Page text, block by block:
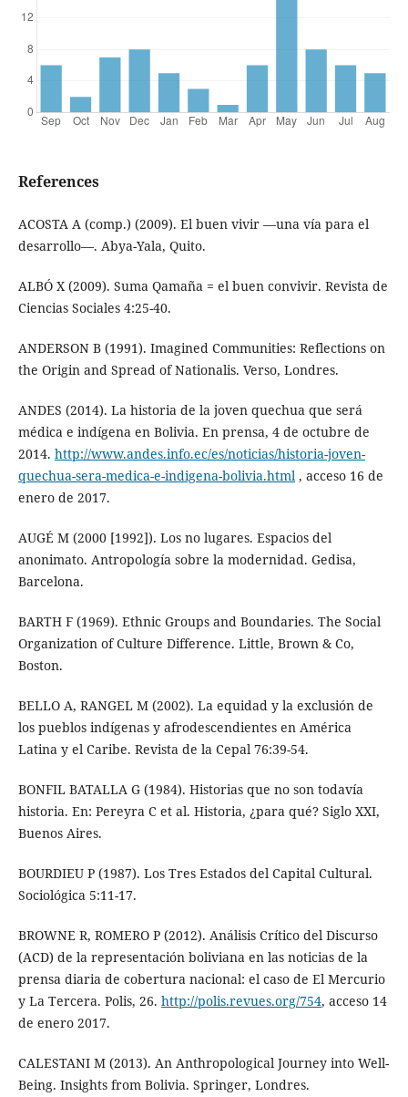
References
ACOSTA A (comp.) (2009). El buen vivir —una vía para el
desarrollo—. Abya-Yala, Quito.
ALBÓ X (2009). Suma Qamaña = el buen convivir. Revista de
Ciencias Sociales 4:25-40.
ANDERSON B (1991). Imagined Communities: Reflections on
the Origin and Spread of Nationalis. Verso, Londres.
ANDES (2014). La historia de la joven quechua que será
médica e indígena en Bolivia. En prensa, 4 de octubre de
2014. http://www.andes.info.ec/es/noticias/historia-joven-
quechua-sera-medica-e-indigena-bolivia.html, acceso 16 de
enero de 2017.
AUGÉ M (2000 [1992]). Los no lugares. Espacios del
anonimato. Antropología sobre la modernidad. Gedisa,
Barcelona.
BARTH F (1969). Ethnic Groups and Boundaries. The Social
Organization of Culture Difference. Little, Brown & Co,
Boston.
BELLO A, RANGEL M (2002). La equidad y la exclusión de
los pueblos indígenas y afrodescendientes en América
Latina y el Caribe. Revista de la Cepal 76:39-54.
BONFIL BATALLA G (1984). Historias que no son todavía
historia. En: Pereyra C et al. Historia, ¿para qué? Siglo XXI,
Buenos Aires.
BOURDIEU P (1987). Los Tres Estados del Capital Cultural.
Sociológica 5:11-17.
BROWNE R, ROMERO P (2012). Análisis Crítico del Discurso
(ACD) de la representación boliviana en las noticias de la
prensa diaria de cobertura nacional: el caso de El Mercurio
y La Tercera. Polis, 26. http://polis.revues.org/754, acceso 14
de enero 2017.
CALESTANI M (2013). An Anthropological Journey into Well-
Being. Insights from Bolivia. Springer, Londres.